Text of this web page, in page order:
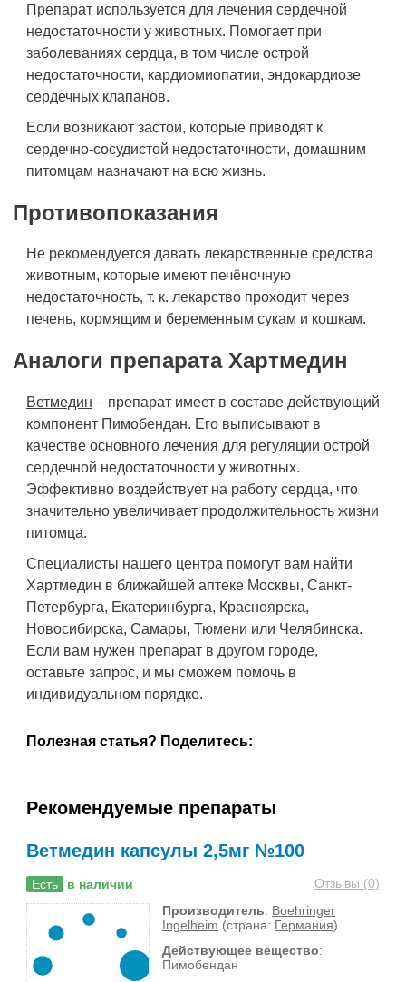
Препарат используется для лечения сердечной
недостаточности у животных. Помогает при
заболеваниях сердца, в том числе острой
недостаточности, кардиомиопатии, эндокардиозе
сердечных клапанов.
Если возникают застои, которые приводят к
сердечно-сосудистой недостаточности, домашним
питомцам назначают на всю жизнь.
Противопоказания
Не рекомендуется давать лекарственные средства
животным, которые имеют печёночную
недостаточность, т. к. лекарство проходит через
печень, кормящим и беременным сукам и кошкам.
Аналоги препарата Хартмедин
Ветмедин – препарат имеет в составе действующий
компонент Пимобендан. Его выписывают в
качестве основного лечения для регуляции острой
сердечной недостаточности у животных.
Эффективно воздействует на работу сердца, что
значительно увеличивает продолжительность жизни
питомца.
Специалисты нашего центра помогут вам найти
Хартмедин в ближайшей аптеке Москвы, Санкт-
Петербурга, Екатеринбурга, Красноярска,
Новосибирска, Самары, Тюмени или Челябинска.
Если вам нужен препарат в другом городе,
оставьте запрос, и мы сможем помочь в
индивидуальном порядке.
Полезная статья? Поделитесь:
Рекомендуемые препараты
Ветмедин капсулы 2,5мг №100
Есть в наличии Отзывы (0)
Производитель: Boehringer
Ingelheim (страна: Германия)
Действующее вещество:
Пимобендан